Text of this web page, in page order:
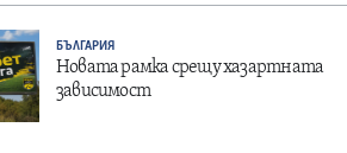
БЪЛГАРИЯ
Новата рамка срещу хазартната
зависимост